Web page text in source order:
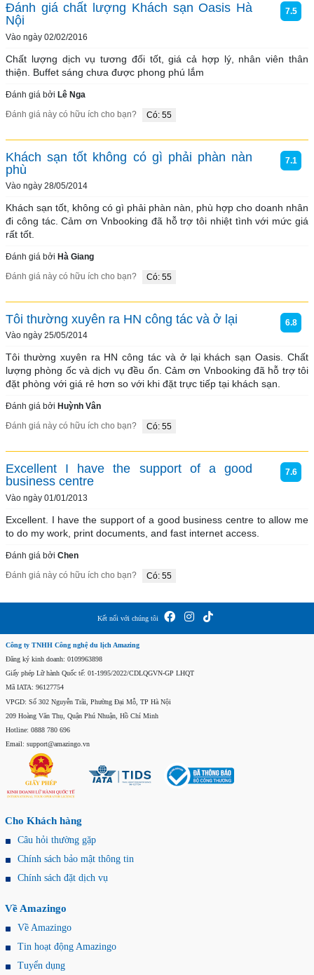
Đánh giá chất lượng Khách sạn Oasis Hà
Nội
Vào ngày 02/02/2016
7.5
Chất lượng dịch vụ tương đối tốt, giá cả hợp lý, nhân viên thân
thiện. Buffet sáng chưa được phong phú lắm
Đánh giá bởi Lê Nga
Đánh giá này có hữu ích cho bạn?
Có: 55
Khách sạn tốt không có gì phải phàn nàn
phù
Vào ngày 28/05/2014
7.1
Khách sạn tốt, không có gì phải phàn nàn, phù hợp cho doanh nhân
đi công tác. Cảm ơn Vnbooking đã hỗ trợ tôi nhiệt tình với mức giá
rất tốt.
Đánh giá bởi Hà Giang
Đánh giá này có hữu ích cho bạn?
Có: 55
Tôi thường xuyên ra HN công tác và ở lại
Vào ngày 25/05/2014
6.8
Tôi thường xuyên ra HN công tác và ở lại khách sạn Oasis. Chất
lượng phòng ốc và dịch vụ đều ổn. Cảm ơn Vnbooking đã hỗ trợ tôi
đặt phòng với giá rẻ hơn so với khi đặt trực tiếp tại khách sạn.
Đánh giá bởi Huỳnh Vân
Đánh giá này có hữu ích cho bạn?
Có: 55
Excellent I have the support of a good
business centre
Vào ngày 01/01/2013
7.6
Excellent. I have the support of a good business centre to allow me
to do my work, print documents, and fast internet access.
Đánh giá bởi Chen
Đánh giá này có hữu ích cho bạn?
Có: 55
Kết nối với chúng tôi
Công ty TNHH Công nghệ du lịch Amazing
Đăng ký kinh doanh: 0109963898
Giấy phép Lữ hành Quốc tế: 01-1995/2022/CDLQGVN-GP LHQT
Mã IATA: 96127754
VPGD: Số 302 Nguyễn Trãi, Phường Đại Mỗ, TP Hà Nội
209 Hoàng Văn Thụ, Quận Phú Nhuận, Hồ Chí Minh
Hotline: 0888 780 696
Email: support@amazingo.vn
Cho Khách hàng
Câu hỏi thường gặp
Chính sách bảo mật thông tin
Chính sách đặt dịch vụ
Về Amazingo
Về Amazingo
Tin hoạt động Amazingo
Tuyển dụng